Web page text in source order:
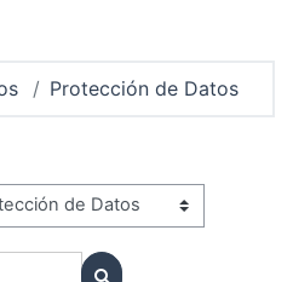
- INTERNACIONAL ‎(ES)‎
Protección de Datos